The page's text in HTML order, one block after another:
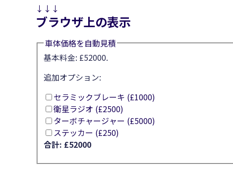
↓↓↓
ブラウザ上の表示
車体価格を自動見積
基本料金: £52000.
追加オプション:
セラミックブレーキ (£1000)
衛星ラジオ (£2500)
ターボチャージャー (£5000)
ステッカー (£250)
合計: £52000